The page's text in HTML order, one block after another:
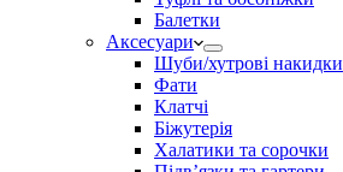
Балетки
Аксесуари
Шуби/хутрові накидки
Фати
Клатчі
Біжутерія
Халатики та сорочки